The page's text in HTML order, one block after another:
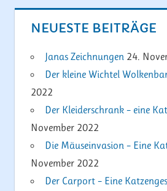
NEUESTE BEITRÄGE
Janas Zeichnungen 24.
Der kleine Wichtel
2022
Der Kleiderschrank – eine
November 2022
Die Mäuseinvasion – Eine
November 2022
Der Carport – Eine